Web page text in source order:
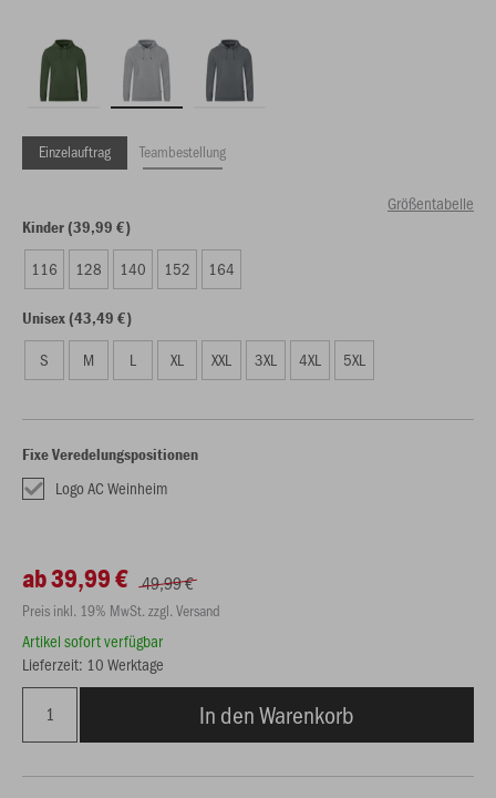
Einzelauftrag Teambestellung
Größentabelle
Kinder (39,99 €)
116 128 140 152 164
Unisex (43,49 €)
S M L XL XXL 3XL 4XL 5XL
Fixe Veredelungspositionen
Logo AC Weinheim
ab 39,99 € 49,99 €
Preis inkl. 19% MwSt. zzgl. Versand
Artikel sofort verfügbar
Lieferzeit: 10 Werktage
In den Warenkorb